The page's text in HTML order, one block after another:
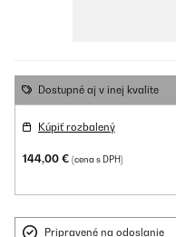
Dostupné aj v inej kvalite
Kúpiť rozbalený
144,00 € (cena s DPH)
Pripravené na odoslanie